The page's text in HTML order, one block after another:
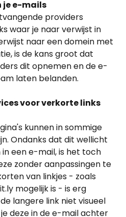
je e-mails
providers
waar je naar verwijst in
naar een domein met
is de kans groot dat
dit opnemen en de e-
laten belanden.
voor verkorte links
kunnen in sommige
Ondanks dat dit wellicht
in een e-mail, is het toch
zonder aanpassingen te
van linkjes - zoals
mogelijk is - is erg
langere link niet visueel
deze in de e-mail achter